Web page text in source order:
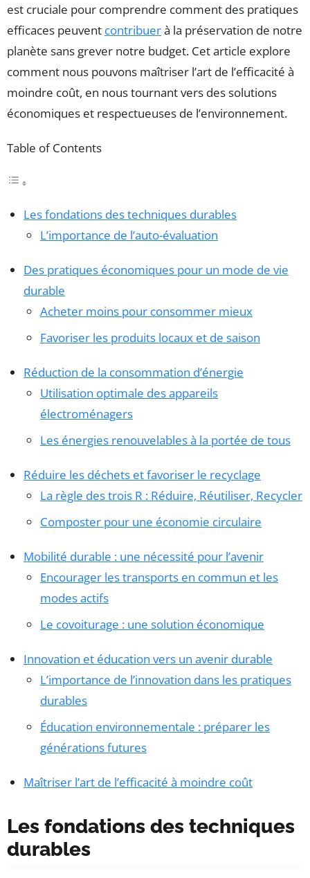
est cruciale pour comprendre comment des pratiques
efficaces peuvent contribuerà la préservation de notre
planète sans grever notre budget. Cet article explore
comment nous pouvons maîtriser l’art de l’efficacité à
moindre coût, en nous tournant vers des solutions
économiques et respectueuses de l’environnement.
Table of Contents
Les fondations des techniques durables
L’importance de l’auto-évaluation
Des pratiques économiques pour un mode de vie
durable
Acheter moins pour consommer mieux
Favoriser les produits locaux et de saison
Réduction de la consommation d’énergie
Utilisation optimale des appareils
électroménagers
Les énergies renouvelables à la portée de tous
Réduire les déchets et favoriser le recyclage
La règle des trois R : Réduire, Réutiliser, Recycler
Composter pour une économie circulaire
Mobilité durable : une nécessité pour l’avenir
Encourager les transports en commun et les
modes actifs
Le covoiturage : une solution économique
Innovation et éducation vers un avenir durable
L’importance de l’innovation dans les pratiques
durables
Éducation environnementale : préparer les
générations futures
Maîtriser l’art de l’efficacité à moindre coût
Les fondations des techniques
durables